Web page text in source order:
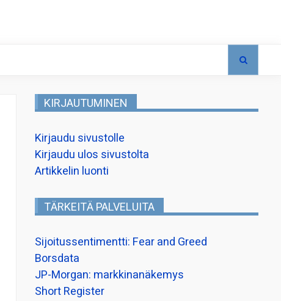
KIRJAUTUMINEN
Kirjaudu sivustolle
Kirjaudu ulos sivustolta
Artikkelin luonti
TÄRKEITÄ PALVELUITA
Sijoitussentimentti: Fear and Greed
Borsdata
JP-Morgan: markkinanäkemys
Short Register